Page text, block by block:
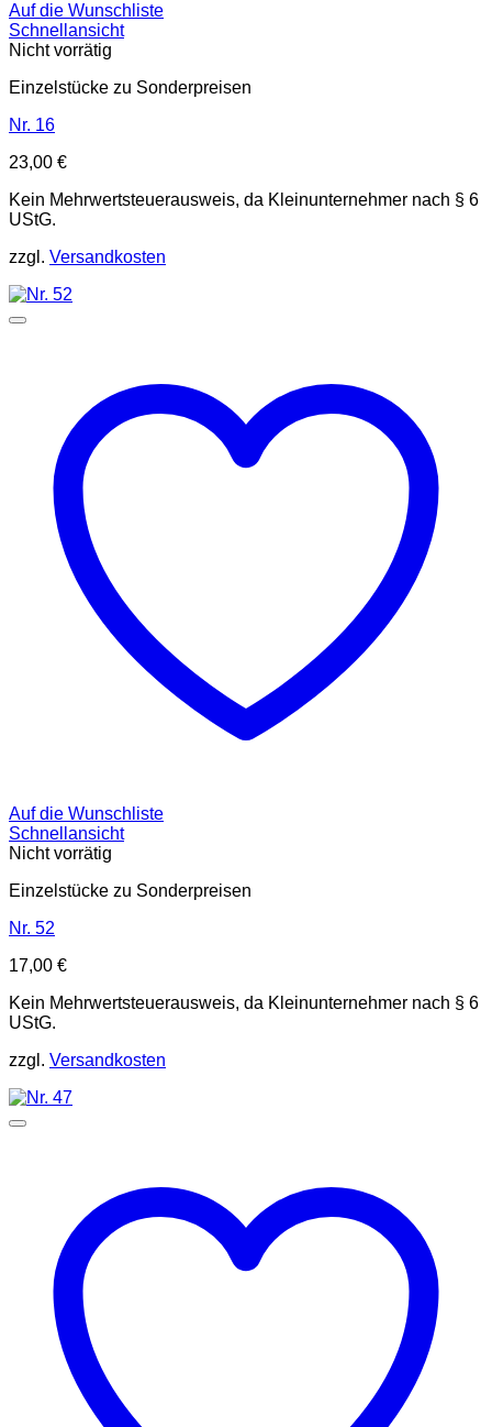
Auf die Wunschliste
Schnellansicht
Nicht vorrätig
Einzelstücke zu Sonderpreisen
Nr. 16
23,00 €
Kein Mehrwertsteuerausweis, da Kleinunternehmer nach § 6
UStG.
zzgl. Versandkosten
Auf die Wunschliste
Schnellansicht
Nicht vorrätig
Einzelstücke zu Sonderpreisen
Nr. 52
17,00 €
Kein Mehrwertsteuerausweis, da Kleinunternehmer nach § 6
UStG.
zzgl. Versandkosten